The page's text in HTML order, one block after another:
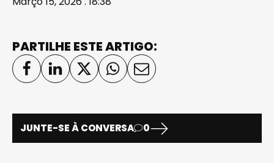
PARTILHE ESTE ARTIGO:
JUNTE-SE À CONVERSA 0